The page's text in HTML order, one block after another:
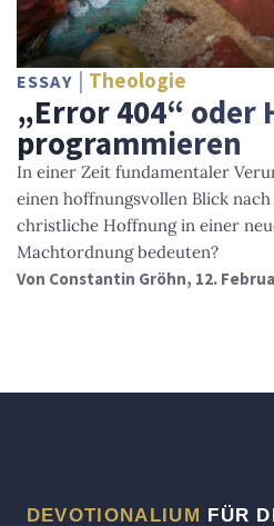
ESSAY Theologie
„Error 404“ oder
programmieren
In einer Zeit fundamentaler
einen hoffnungsvollen Blick
christliche Hoffnung in einer
Machtordnung bedeuten?
Von Constantin Gröhn, 12.
DEVOTIONALIUM FÜR